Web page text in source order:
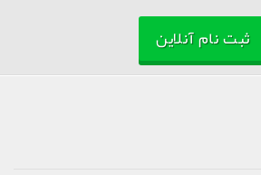
ثبت نام آنلاین